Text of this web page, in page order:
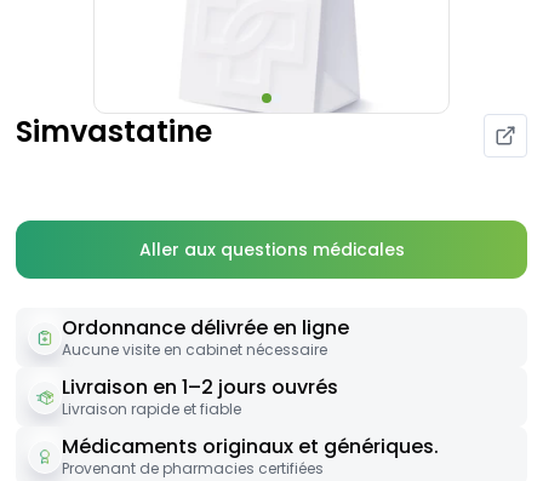
Simvastatine
Aller aux questions médicales
Ordonnance délivrée en ligne
Aucune visite en cabinet nécessaire
Livraison en 1–2 jours ouvrés
Livraison rapide et fiable
Médicaments originaux et génériques.
Provenant de pharmacies certifiées